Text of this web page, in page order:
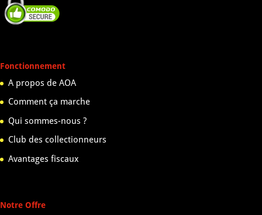
Fonctionnement
A propos de AOA
Comment ça marche
Qui sommes-nous ?
Club des collectionneurs
Avantages fiscaux
Notre Offre